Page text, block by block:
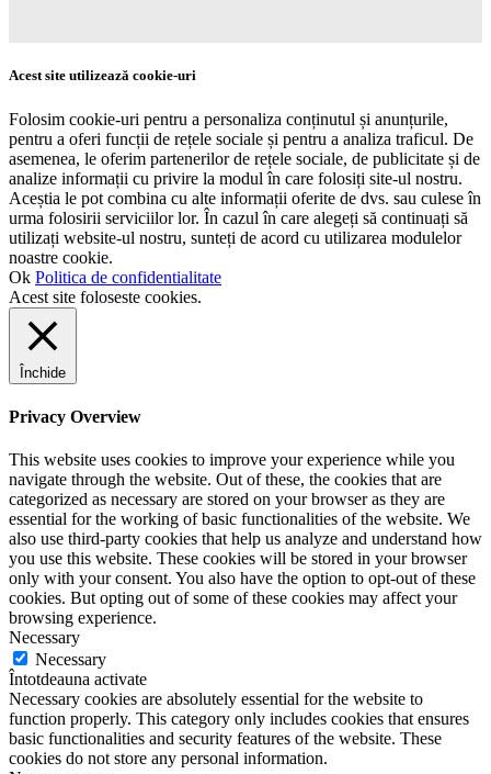
Acest site utilizează cookie-uri
Folosim cookie-uri pentru a personaliza conținutul și anunțurile,
pentru a oferi funcții de rețele sociale și pentru a analiza traficul. De
asemenea, le oferim partenerilor de rețele sociale, de publicitate și de
analize informații cu privire la modul în care folosiți site-ul nostru.
Aceștia le pot combina cu alte informații oferite de dvs. sau culese în
urma folosirii serviciilor lor. În cazul în care alegeți să continuați să
utilizați website-ul nostru, sunteți de acord cu utilizarea modulelor
noastre cookie.
Ok Politica de confidentialitate
Acest site foloseste cookies.
Închide
Privacy Overview
This website uses cookies to improve your experience while you
navigate through the website. Out of these, the cookies that are
categorized as necessary are stored on your browser as they are
essential for the working of basic functionalities of the website. We
also use third-party cookies that help us analyze and understand how
you use this website. These cookies will be stored in your browser
only with your consent. You also have the option to opt-out of these
cookies. But opting out of some of these cookies may affect your
browsing experience.
Necessary
Necessary
Întotdeauna activate
Necessary cookies are absolutely essential for the website to
function properly. This category only includes cookies that ensures
basic functionalities and security features of the website. These
cookies do not store any personal information.